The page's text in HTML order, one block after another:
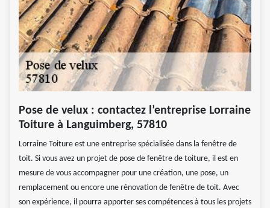
Pose de velux : contactez l’entreprise Lorraine
Toiture à Languimberg, 57810
Lorraine Toiture est une entreprise spécialisée dans la fenêtre de
toit. Si vous avez un projet de pose de fenêtre de toiture, il est en
mesure de vous accompagner pour une création, une pose, un
remplacement ou encore une rénovation de fenêtre de toit. Avec
son expérience, il pourra apporter ses compétences à tous les projets